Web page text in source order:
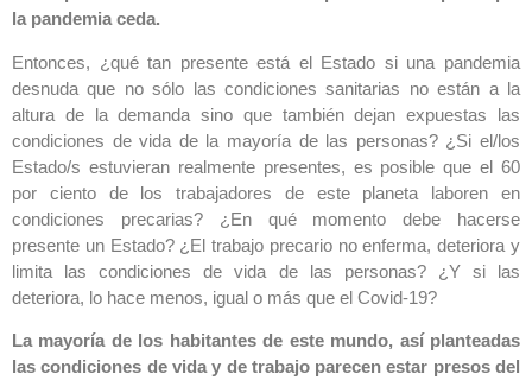
la pandemia ceda.
Entonces, ¿qué tan presente está el Estado si una pandemia
desnuda que no sólo las condiciones sanitarias no están a la
altura de la demanda sino que también dejan expuestas las
condiciones de vida de la mayoría de las personas? ¿Si el/los
Estado/s estuvieran realmente presentes, es posible que el 60
por ciento de los trabajadores de este planeta laboren en
condiciones precarias? ¿En qué momento debe hacerse
presente un Estado? ¿El trabajo precario no enferma, deteriora y
limita las condiciones de vida de las personas? ¿Y si las
deteriora, lo hace menos, igual o más que el Covid-19?
La mayoría de los habitantes de este mundo, así planteadas
las condiciones de vida y de trabajo parecen estar presos del